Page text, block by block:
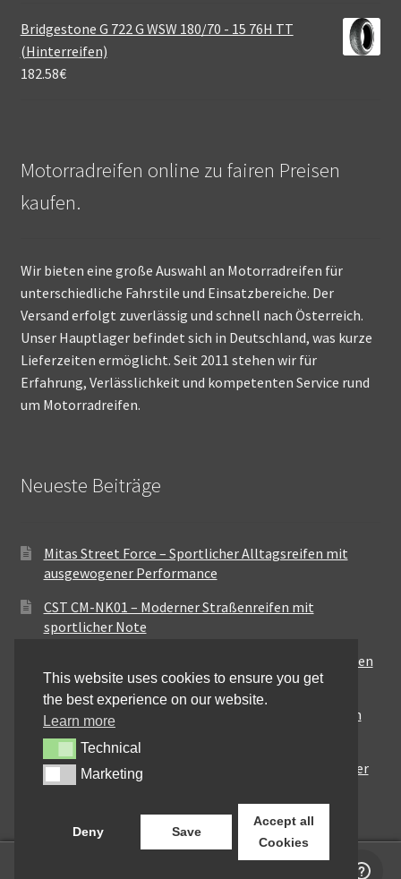
Bridgestone G 722 G WSW 180/70 - 15 76H TT
(Hinterreifen)
182.58€
Motorradreifen online zu fairen Preisen
kaufen.
Wir bieten eine große Auswahl an Motorradreifen für
unterschiedliche Fahrstile und Einsatzbereiche. Der
Versand erfolgt zuverlässig und schnell nach Österreich.
Unser Hauptlager befindet sich in Deutschland, was kurze
Lieferzeiten ermöglicht. Seit 2011 stehen wir für
Erfahrung, Verlässlichkeit und kompetenten Service rund
um Motorradreifen.
Neueste Beiträge
Mitas Street Force – Sportlicher Alltagsreifen mit
ausgewogener Performance
CST CM-NK01 – Moderner Straßenreifen mit
sportlicher Note
Maxxis MA-ST3 – Ausgewogener Sport-Touring-Reifen
für vielseitige Einsätze
Pirelli City Demon – Zuverlässigkeit für den urbanen
Alltag
Metzeler Perfect ME77 – Klassische Optik mit solider
Straßenperformance
This website uses cookies to ensure you get
the best experience on our website.
Learn more
TechnicalTechnical
MarketingMarketing
Deny Save
Accept all
Cookies